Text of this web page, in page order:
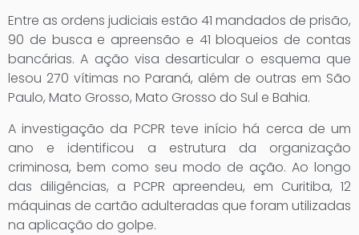
Entre as ordens judiciais estão 41 mandados de prisão,
90 de busca e apreensão e 41 bloqueios de contas
bancárias. A ação visa desarticular o esquema que
lesou 270 vítimas no Paraná, além de outras em São
Paulo, Mato Grosso, Mato Grosso do Sul e Bahia.
A investigação da PCPR teve início há cerca de um
ano e identificou a estrutura da organização
criminosa, bem como seu modo de ação. Ao longo
das diligências, a PCPR apreendeu, em Curitiba, 12
máquinas de cartão adulteradas que foram utilizadas
na aplicação do golpe.